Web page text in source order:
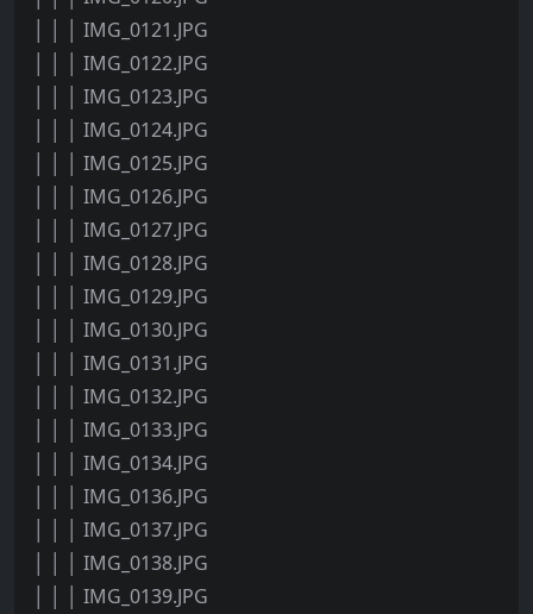
│ │ │ IMG_0121.JPG
│ │ │ IMG_0122.JPG
│ │ │ IMG_0123.JPG
│ │ │ IMG_0124.JPG
│ │ │ IMG_0125.JPG
│ │ │ IMG_0126.JPG
│ │ │ IMG_0127.JPG
│ │ │ IMG_0128.JPG
│ │ │ IMG_0129.JPG
│ │ │ IMG_0130.JPG
│ │ │ IMG_0131.JPG
│ │ │ IMG_0132.JPG
│ │ │ IMG_0133.JPG
│ │ │ IMG_0134.JPG
│ │ │ IMG_0136.JPG
│ │ │ IMG_0137.JPG
│ │ │ IMG_0138.JPG
│ │ │ IMG_0139.JPG